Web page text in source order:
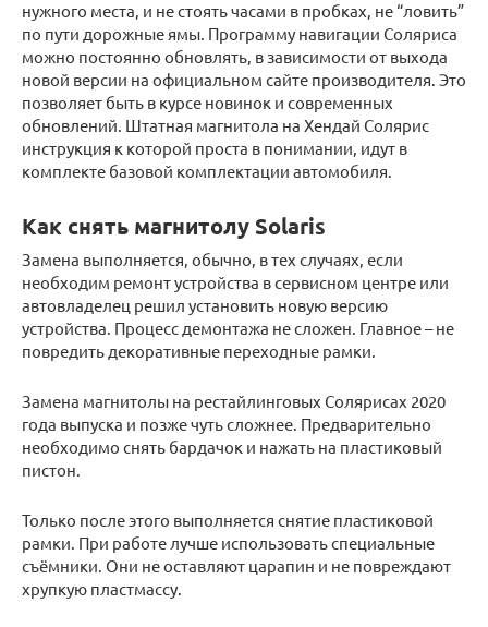
нужного места, и не стоять часами в пробках, не “ловить”
по пути дорожные ямы. Программу навигации Соляриса
можно постоянно обновлять, в зависимости от выхода
новой версии на официальном сайте производителя. Это
позволяет быть в курсе новинок и современных
обновлений. Штатная магнитола на Хендай Солярис
инструкция к которой проста в понимании, идут в
комплекте базовой комплектации автомобиля.
Как снять магнитолу Solaris
Замена выполняется, обычно, в тех случаях, если
необходим ремонт устройства в сервисном центре или
автовладелец решил установить новую версию
устройства. Процесс демонтажа не сложен. Главное – не
повредить декоративные переходные рамки.
Замена магнитолы на рестайлинговых Солярисах 2020
года выпуска и позже чуть сложнее. Предварительно
необходимо снять бардачок и нажать на пластиковый
пистон.
Только после этого выполняется снятие пластиковой
рамки. При работе лучше использовать специальные
съёмники. Они не оставляют царапин и не повреждают
хрупкую пластмассу.